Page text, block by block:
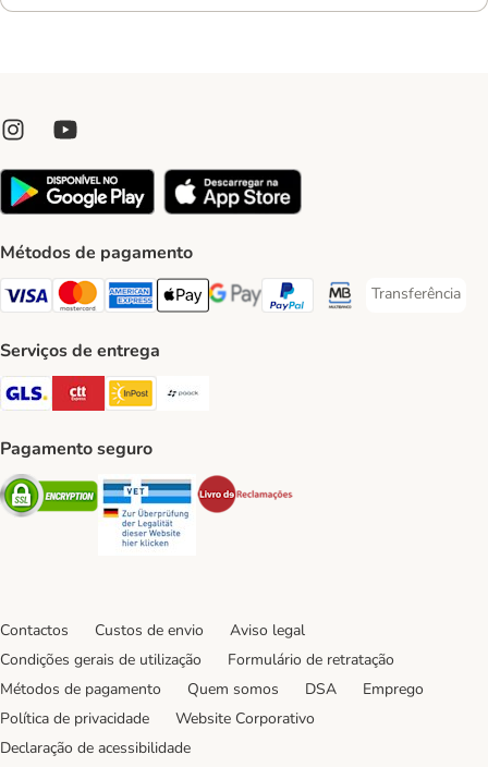
Métodos de pagamento
Visa Payment Method
Mastercard Payment Method
American Express Payment Method
Apple Pay Payment Method
Google Pay Payment Method
PayPal Payment Method
Multibanco Payment
Transferência
Transferência
Serviços de entrega
GLS Shipping Method
CTTExpress Shipping Method
InPost Shipping Method
Pagamento seguro
Security Security
Contactos Custos de envio
Aviso legal
Condições gerais de utilização
Formulário de retratação
Métodos de pagamento
Quem somos DSA
Emprego
Política de privacidade
Website Corporativo
Declaração de acessibilidade